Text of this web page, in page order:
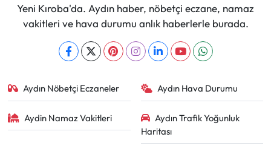
Yeni Kıroba'da. Aydın haber, nöbetçi eczane, namaz
vakitleri ve hava durumu anlık haberlerle burada.
Aydın Nöbetçi Eczaneler Aydın Hava Durumu
Aydin Namaz Vakitleri
Aydın Trafik Yoğunluk
Haritası